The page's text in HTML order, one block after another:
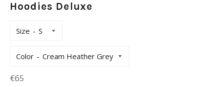
Hoodies Deluxe
Size
Color
Prix
€65